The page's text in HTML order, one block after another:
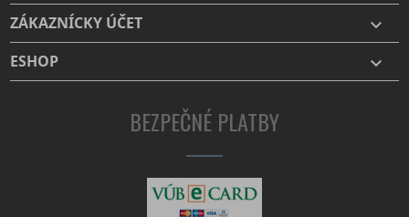
ZÁKAZNÍCKY ÚČET 
ESHOP 
BEZPEČNÉ PLATBY